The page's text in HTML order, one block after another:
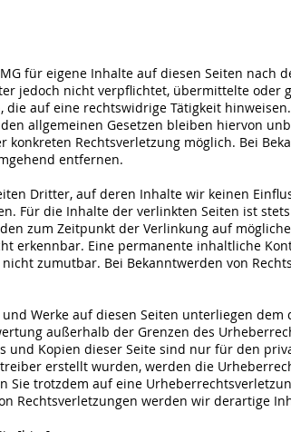
für eigene Inhalte auf diesen Seiten nach
jedoch nicht verpflichtet, übermittelte oder
auf eine rechtswidrige Tätigkeit
allgemeinen Gesetzen bleiben hiervon
Rechtsverletzung möglich. Bei
entfernen.
Dritter, auf deren Inhalte wir keinen
Für die Inhalte der verlinkten Seiten ist
zum Zeitpunkt der Verlinkung auf
erkennbar. Eine permanente inhaltliche
zumutbar. Bei Bekanntwerden von
Werke auf diesen Seiten unterliegen
außerhalb der Grenzen des
und Kopien dieser Seite sind nur für den
erstellt wurden, werden die
Sie trotzdem auf eine
Rechtsverletzungen werden wir derartige